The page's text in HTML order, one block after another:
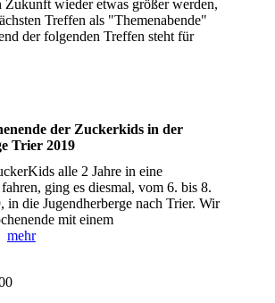
Zukunft wieder etwas größer werden,
Treffen als "Themenabende"
der folgenden Treffen steht für
der Zuckerkids in der
Trier 2019
alle 2 Jahre in eine
ging es diesmal, vom 6. bis 8.
in die Jugendherberge nach Trier. Wir
mit einem
mehr